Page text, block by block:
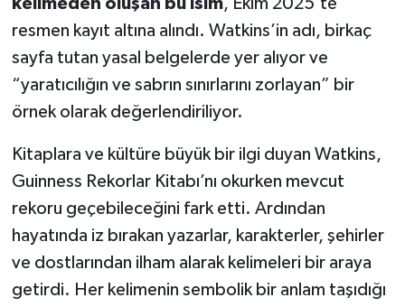
kelimeden oluşan bu isim, Ekim 2025’te
resmen kayıt altına alındı. Watkins’in adı, birkaç
sayfa tutan yasal belgelerde yer alıyor ve
“yaratıcılığın ve sabrın sınırlarını zorlayan” bir
örnek olarak değerlendiriliyor.
Kitaplara ve kültüre büyük bir ilgi duyan Watkins,
Guinness Rekorlar Kitabı’nı okurken mevcut
rekoru geçebileceğini fark etti. Ardından
hayatında iz bırakan yazarlar, karakterler, şehirler
ve dostlarından ilham alarak kelimeleri bir araya
getirdi. Her kelimenin sembolik bir anlam taşıdığı